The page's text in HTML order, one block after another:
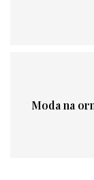
Moda na